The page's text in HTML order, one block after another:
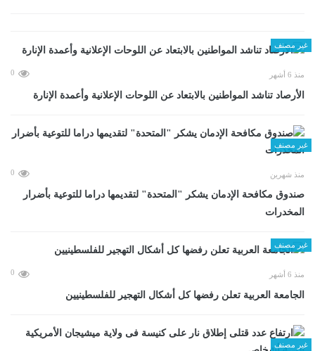
غير مصنف
منذ 6 أشهر 0
الأرصاد تناشد المواطنين بالابتعاد عن اللوحات الإعلانية وأعمدة الإنارة
غير مصنف
منذ شهرين 0
صندوق مكافحة الإدمان يشكر "المتحدة" لتقديمها دراما للتوعية بأضرار
المخدرات
غير مصنف
منذ 6 أشهر 0
الجامعة العربية تعلن رفضها كل أشكال التهجير للفلسطينيين
غير مصنف